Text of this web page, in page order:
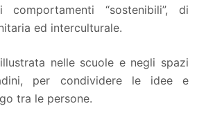
“sostenibili”, di
ed interculturale.
nelle scuole e negli spazi
per condividere le idee e
tra le persone.